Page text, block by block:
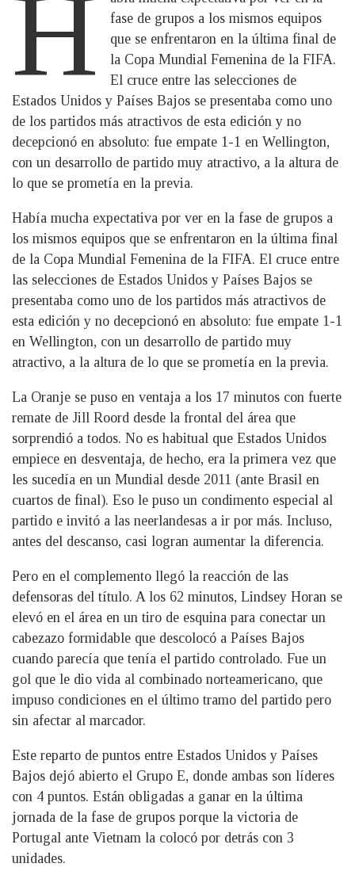
H
fase de grupos a los mismos equipos
que se enfrentaron en la última final de
la Copa Mundial Femenina de la FIFA.
El cruce entre las selecciones de
Estados Unidos y Países Bajos se presentaba como uno
de los partidos más atractivos de esta edición y no
decepcionó en absoluto: fue empate 1-1 en Wellington,
con un desarrollo de partido muy atractivo, a la altura de
lo que se prometía en la previa.
Había mucha expectativa por ver en la fase de grupos a
los mismos equipos que se enfrentaron en la última final
de la Copa Mundial Femenina de la FIFA. El cruce entre
las selecciones de Estados Unidos y Países Bajos se
presentaba como uno de los partidos más atractivos de
esta edición y no decepcionó en absoluto: fue empate 1-1
en Wellington, con un desarrollo de partido muy
atractivo, a la altura de lo que se prometía en la previa.
La Oranje se puso en ventaja a los 17 minutos con fuerte
remate de Jill Roord desde la frontal del área que
sorprendió a todos. No es habitual que Estados Unidos
empiece en desventaja, de hecho, era la primera vez que
les sucedía en un Mundial desde 2011 (ante Brasil en
cuartos de final). Eso le puso un condimento especial al
partido e invitó a las neerlandesas a ir por más. Incluso,
antes del descanso, casi logran aumentar la diferencia.
Pero en el complemento llegó la reacción de las
defensoras del título. A los 62 minutos, Lindsey Horan se
elevó en el área en un tiro de esquina para conectar un
cabezazo formidable que descolocó a Países Bajos
cuando parecía que tenía el partido controlado. Fue un
gol que le dio vida al combinado norteamericano, que
impuso condiciones en el último tramo del partido pero
sin afectar al marcador.
Este reparto de puntos entre Estados Unidos y Países
Bajos dejó abierto el Grupo E, donde ambas son líderes
con 4 puntos. Están obligadas a ganar en la última
jornada de la fase de grupos porque la victoria de
Portugal ante Vietnam la colocó por detrás con 3
unidades.